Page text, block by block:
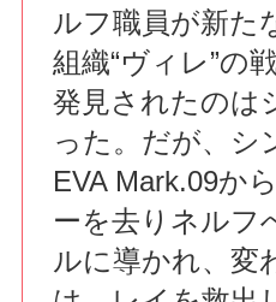
ルフ職員が新た
組織“ヴィレ”の
発見されたのは
った。だが、シ
EVA Mark.09か
ーを去りネルフ
ルに導かれ、変